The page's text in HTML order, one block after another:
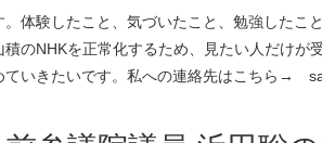
体験したこと、気づいたこと、勉強した
のNHKを正常化するため、見たい人だけ
ていきたいです。私への連絡先はこちら→